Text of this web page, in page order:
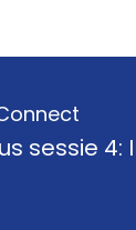
sessie